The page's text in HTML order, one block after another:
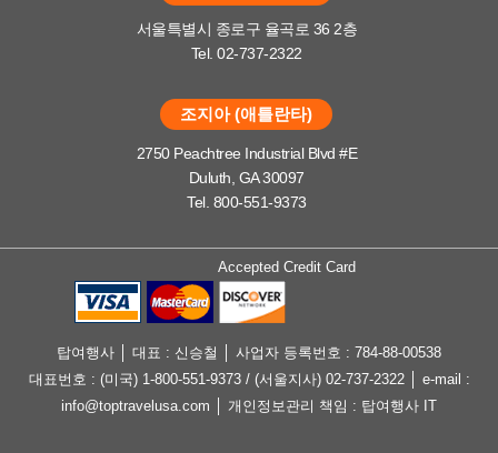
서울특별시 종로구 율곡로 36 2층
Tel. 02-737-2322
조지아 (애틀란타)
2750 Peachtree Industrial Blvd #E
Duluth, GA 30097
Tel. 800-551-9373
Accepted Credit Card
탑여행사 │ 대표 : 신승철 │ 사업자 등록번호 : 784-88-00538
대표번호 : (미국) 1-800-551-9373 / (서울지사) 02-737-2322 │ e-mail :
info@toptravelusa.com │ 개인정보관리 책임 : 탑여행사 IT